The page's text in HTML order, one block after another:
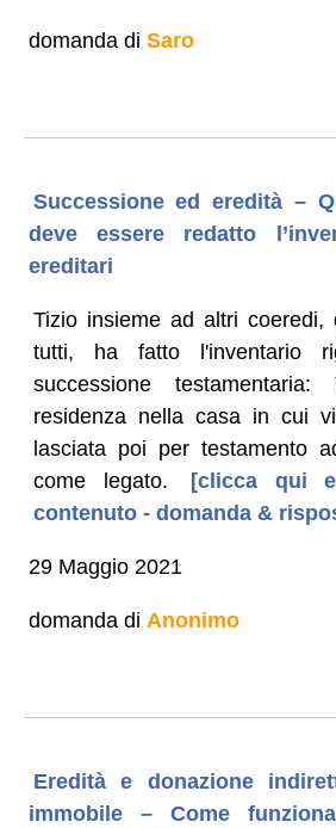
domanda di Saro
Successione ed eredità –
deve essere redatto
ereditari
Tizio insieme ad altri coeredi,
tutti, ha fatto l'inventario
successione
residenza nella casa in cui
lasciata poi per testamento
come legato.
[clicca qui
contenuto - domanda &
29 Maggio 2021
domanda di Anonimo
Eredità e donazione
immobile – Come